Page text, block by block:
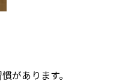
があります。